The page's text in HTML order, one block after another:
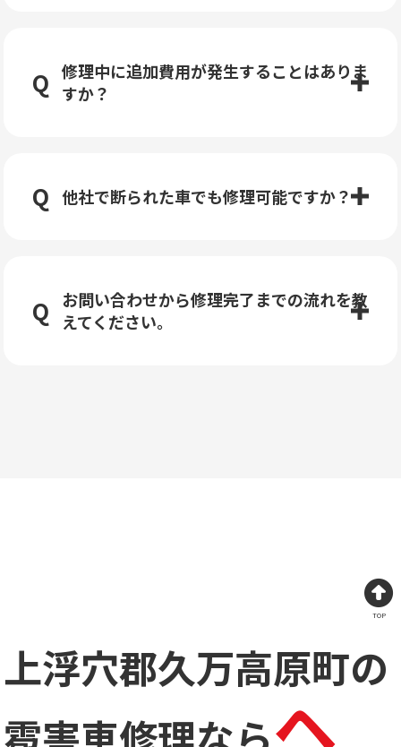
修理中に追加費用が発生することはありま
すか？
他社で断られた車でも修理可能ですか？
お問い合わせから修理完了までの流れを教
えてください。
上浮穴郡久万高原町の
ヘ
TOP